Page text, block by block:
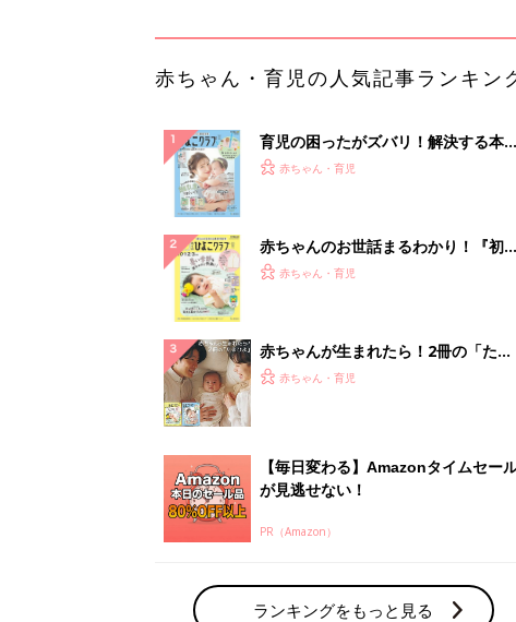
赤ちゃん・育児の人気記事ランキン
育児の困ったがズバリ！解決する本
『ひよこクラブ 夏号』 4カ月～2才
赤ちゃん・育児
赤ちゃんのお世話まるわかり！『初め
てのひよこクラブ 夏号』〈巻頭大特
解決テク
赤ちゃん・育児
赤ちゃんが生まれたら！2冊の「たま
ひよ」
赤ちゃん・育児
【毎日変わる】Amazonタイムセー
が見逃せない！
PR（Amazon）
ランキングをもっと見る